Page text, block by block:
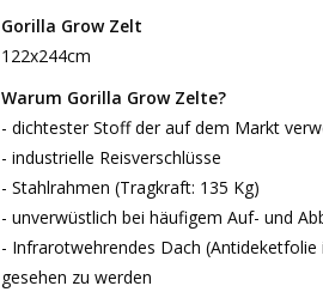
Gorilla Grow Zelt
122x244cm
Warum Gorilla Grow Zelte?
- dichtester Stoff der auf dem Markt
- industrielle Reisverschlüsse
- Stahlrahmen (Tragkraft: 135 Kg)
- unverwüstlich bei häufigem Auf- und
- Infrarotwehrendes Dach
gesehen zu werden